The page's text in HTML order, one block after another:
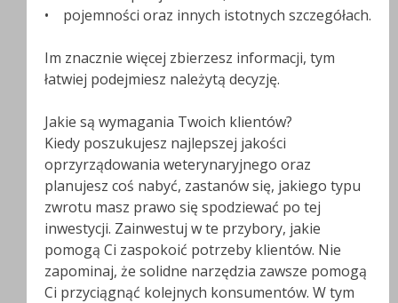
• pojemności oraz innych istotnych szczegółach.
Im znacznie więcej zbierzesz informacji, tym
łatwiej podejmiesz należytą decyzję.
Jakie są wymagania Twoich klientów?
Kiedy poszukujesz najlepszej jakości
oprzyrządowania weterynaryjnego oraz
planujesz coś nabyć, zastanów się, jakiego typu
zwrotu masz prawo się spodziewać po tej
inwestycji. Zainwestuj w te przybory, jakie
pomogą Ci zaspokoić potrzeby klientów. Nie
zapominaj, że solidne narzędzia zawsze pomogą
Ci przyciągnąć kolejnych konsumentów. W tym